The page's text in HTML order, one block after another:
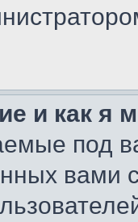
и как я
под